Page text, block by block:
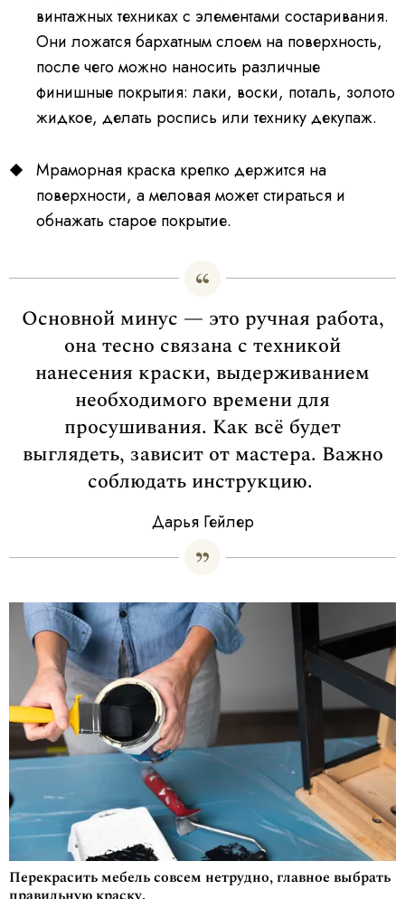
винтажных техниках с элементами состаривания.
Они ложатся бархатным слоем на поверхность,
после чего можно наносить различные
финишные покрытия: лаки, воски, поталь, золото
жидкое, делать роспись или технику декупаж.
Мраморная краска крепко держится на
поверхности, а меловая может стираться и
обнажать старое покрытие.
Основной минус — это ручная работа,
она тесно связана с техникой
нанесения краски, выдерживанием
необходимого времени для
просушивания. Как всё будет
выглядеть, зависит от мастера. Важно
соблюдать инструкцию.
Дарья Гейлер
Перекрасить мебель совсем нетрудно, главное выбрать